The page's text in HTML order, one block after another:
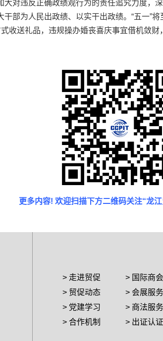
对违反正确政绩观行为的责任追究力度，
部为人民出政绩、以实干出政绩。“五一”
式收送礼品，违规操办婚丧喜庆事宜借机敛
更多内容! 欢迎扫描下方二维码关注“龙
> 走进贸促
> 国际商会
> 贸促动态
> 会展服务
> 党建学习
> 商法服务
> 合作机制
> 出证认证